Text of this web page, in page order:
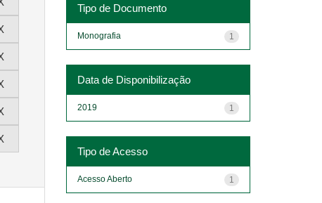
Tipo de Documento
1
Monografia
Data de Disponibilização
1
2019
Tipo de Acesso
1
Acesso Aberto